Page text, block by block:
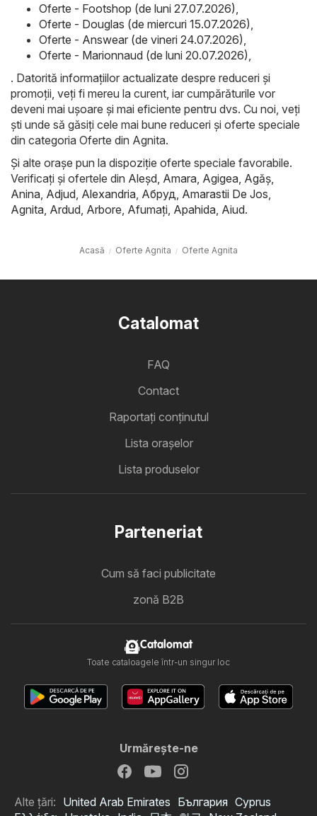
Oferte - Footshop (de luni 27.07.2026)
Oferte - Douglas (de miercuri 15.07.2026)
Oferte - Answear (de vineri 24.07.2026)
Oferte - Marionnaud (de luni 20.07.2026)
. Datorită informațiilor actualizate despre reduceri și
promoții, veți fi mereu la curent, iar cumpărăturile vor
deveni mai ușoare și mai eficiente pentru dvs. Cu noi, veți
ști unde să găsiți cele mai bune reduceri și oferte speciale
din categoria Oferte din Agnita.
Și alte orașe pun la dispoziție oferte speciale favorabile.
Verificați și ofertele din Aleşd Amara Agigea Agăş
Anina Adjud Alexandria Абруд Amarastii De Jos
Agnita Ardud Arbore Afumaţi Apahida Aiud.
Acasă Oferte Agnita Oferte Agnita
Catalomat
FAQ
Contact
Raportați conținutul
Lista oraşelor
Lista produselor
Parteneriat
Cum să faci publicitate
zonă B2B
Catalomat
Toate cataloagele într-un singur loc
Urmăreşte-ne
Alte țări: United Arab Emirates България Cyprus